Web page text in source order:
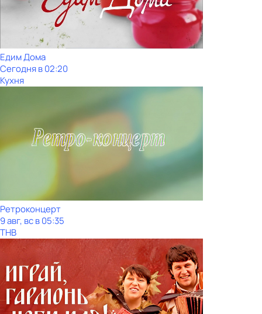
Едим Дома
Сегодня в 02:20
Кухня
Ретроконцерт
9 авг, вс в 05:35
ТНВ